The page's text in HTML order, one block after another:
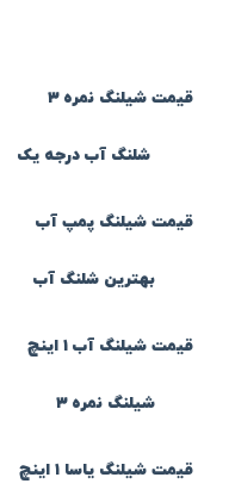
قیمت شیلنگ نمره ۳
شلنگ آب درجه یک
قیمت شیلنگ پمپ آب
بهترین شلنگ آب
قیمت شیلنگ آب ۱ اینچ
شیلنگ نمره ۳
قیمت شیلنگ یاسا ۱ اینچ